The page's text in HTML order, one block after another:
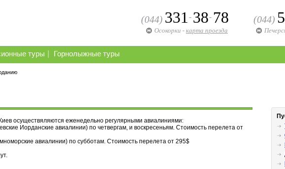
(044)
(044) 331 - 38- 78
Осокорки - карта проезда
туры Горнолыжные туры
осуществяляются еженедельно регулярными авиалиниями:
Иорданские авиалинии) по четвергам, и воскресеньям. Стоимость перелета от
авиалинии) по субботам. Стоимость перелета от 295$